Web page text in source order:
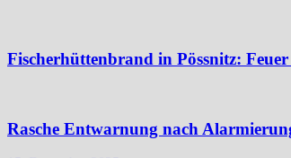
Fischerhüttenbrand in Pössnitz:
Rasche Entwarnung nach